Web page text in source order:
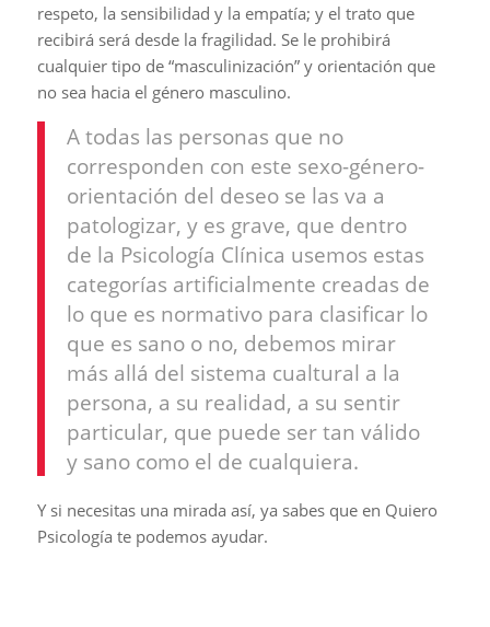
respeto, la sensibilidad y la empatía; y el trato que
recibirá será desde la fragilidad. Se le prohibirá
cualquier tipo de “masculinización” y orientación que
no sea hacia el género masculino.
A todas las personas que no
corresponden con este sexo-género-
orientación del deseo se las va a
patologizar, y es grave, que dentro
de la Psicología Clínica usemos estas
categorías artificialmente creadas de
lo que es normativo para clasificar lo
que es sano o no, debemos mirar
más allá del sistema cualtural a la
persona, a su realidad, a su sentir
particular, que puede ser tan válido
y sano como el de cualquiera.
Y si necesitas una mirada así, ya sabes que en Quiero
Psicología te podemos ayudar.